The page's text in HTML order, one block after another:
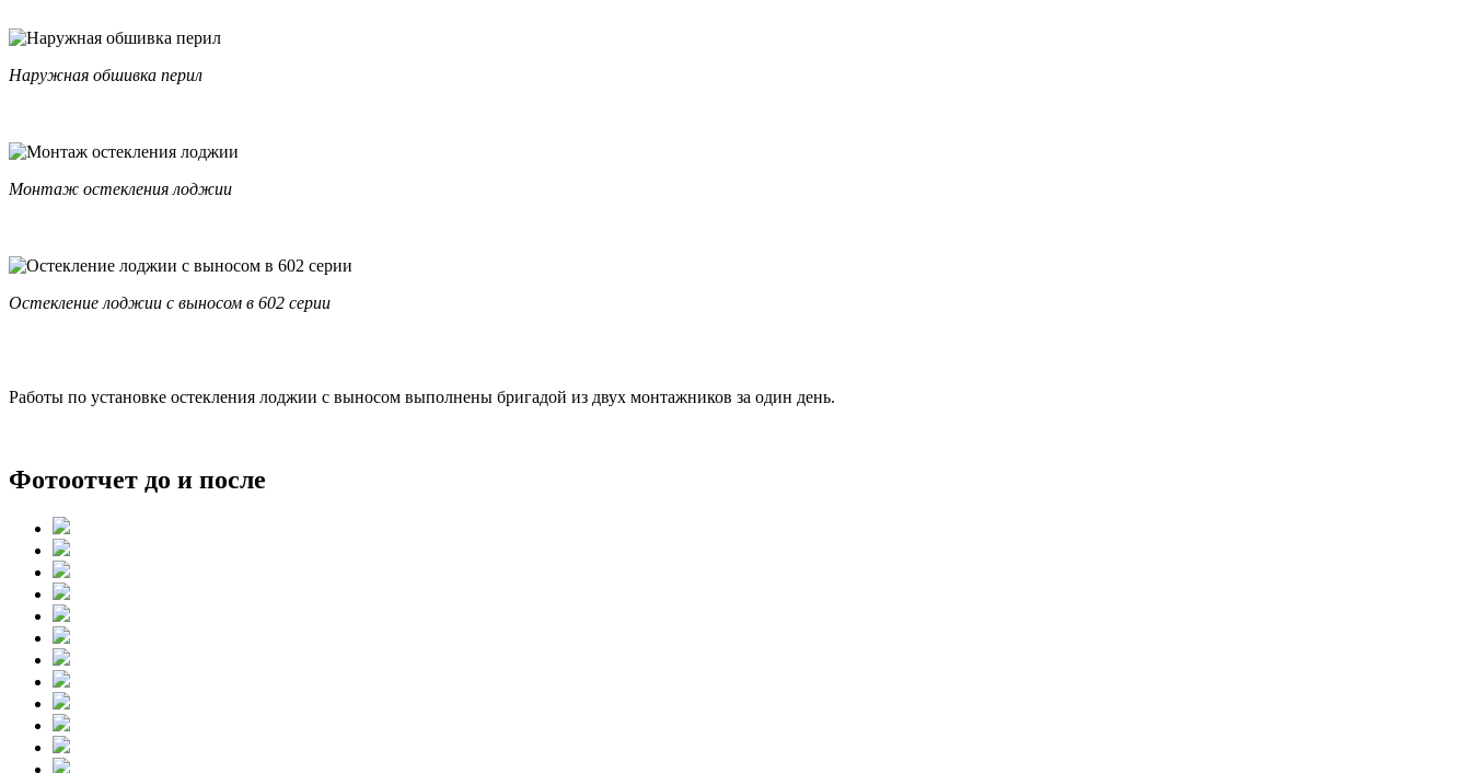
Наружная обшивка перил
Монтаж остекления лоджии
Остекление лоджии с выносом в 602 серии
Работы по установке остекления лоджии с выносом выполнены бригадой из двух монтажников за один день.
Фотоотчет до и после